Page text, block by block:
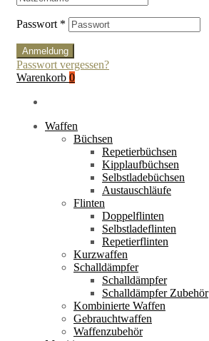
Passwort *
Anmeldung
Passwort vergessen?
Warenkorb 0
Waffen
Büchsen
Repetierbüchsen
Kipplaufbüchsen
Selbstladebüchsen
Austauschläufe
Flinten
Doppelflinten
Selbstladeflinten
Repetierflinten
Kurzwaffen
Schalldämpfer
Schalldämpfer
Schalldämpfer Zubehör
Kombinierte Waffen
Gebrauchtwaffen
Waffenzubehör